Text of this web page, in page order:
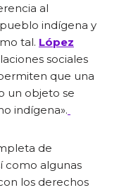
al
indígena y
tal. López
sociales
que una
un objeto se
indígena».
de
como algunas
los derechos